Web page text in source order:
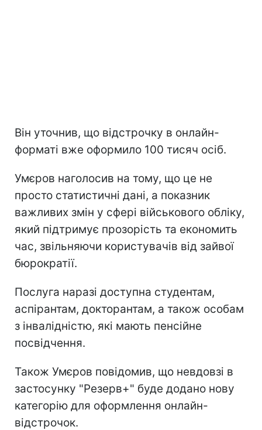
Він уточнив, що відстрочку в онлайн-
форматі вже оформило 100 тисяч осіб.
Умєров наголосив на тому, що це не
просто статистичні дані, а показник
важливих змін у сфері військового обліку,
який підтримує прозорість та економить
час, звільняючи користувачів від зайвої
бюрократії.
Послуга наразі доступна студентам,
аспірантам, докторантам, а також особам
з інвалідністю, які мають пенсійне
посвідчення.
Також Умєров повідомив, що невдовзі в
застосунку "Резерв+" буде додано нову
категорію для оформлення онлайн-
відстрочок.